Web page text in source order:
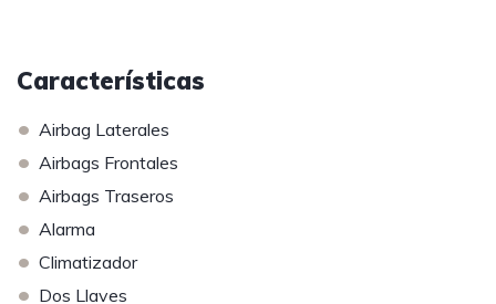
Características
• Airbag Laterales
• Airbags Frontales
• Airbags Traseros
• Alarma
• Climatizador
• Dos Llaves